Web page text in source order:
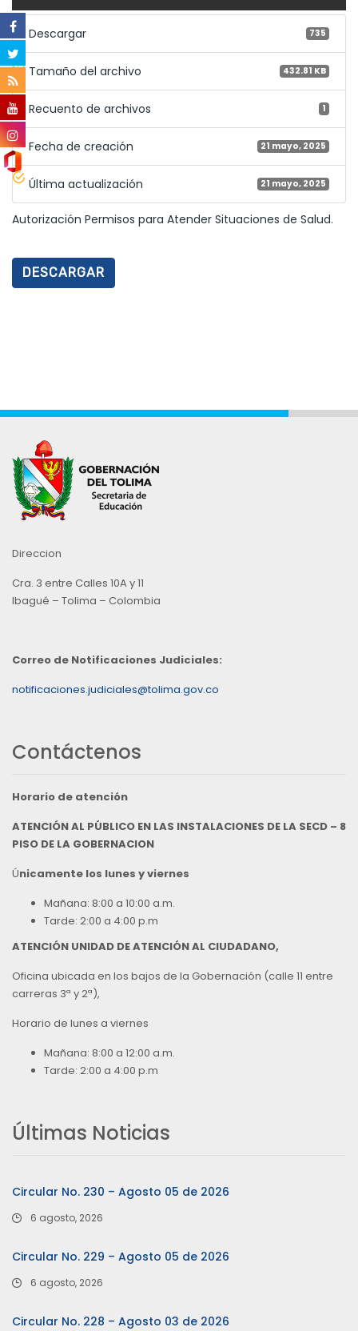
Descargar 735
Tamaño del archivo 432.81 KB
Recuento de archivos 1
Fecha de creación 21 mayo, 2025
Última actualización 21 mayo, 2025
Autorización Permisos para Atender Situaciones de Salud.
DESCARGAR
Direccion
Cra. 3 entre Calles 10A y 11
Ibagué – Tolima – Colombia
Correo de Notificaciones Judiciales:
notificaciones.judiciales@tolima.gov.co
Contáctenos
Horario de atención
ATENCIÓN AL PÚBLICO EN LAS INSTALACIONES DE LA SECD – 8
PISO DE LA GOBERNACION
Únicamente los lunes y viernes
Mañana: 8:00 a 10:00 a.m.
Tarde: 2:00 a 4:00 p.m
ATENCIÓN UNIDAD DE ATENCIÓN AL CIUDADANO,
Oficina ubicada en los bajos de la Gobernación (calle 11 entre
carreras 3ª y 2ª),
Horario de lunes a viernes
Mañana: 8:00 a 12:00 a.m.
Tarde: 2:00 a 4:00 p.m
Últimas Noticias
Circular No. 230 – Agosto 05 de 2026
6 agosto, 2026
Circular No. 229 – Agosto 05 de 2026
6 agosto, 2026
Circular No. 228 – Agosto 03 de 2026